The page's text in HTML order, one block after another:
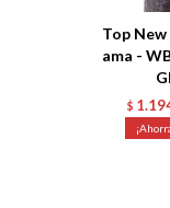
Top
dama -
$